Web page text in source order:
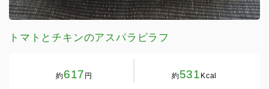
トマトとチキンのアスパラピラフ
約617 円 約531 Kcal